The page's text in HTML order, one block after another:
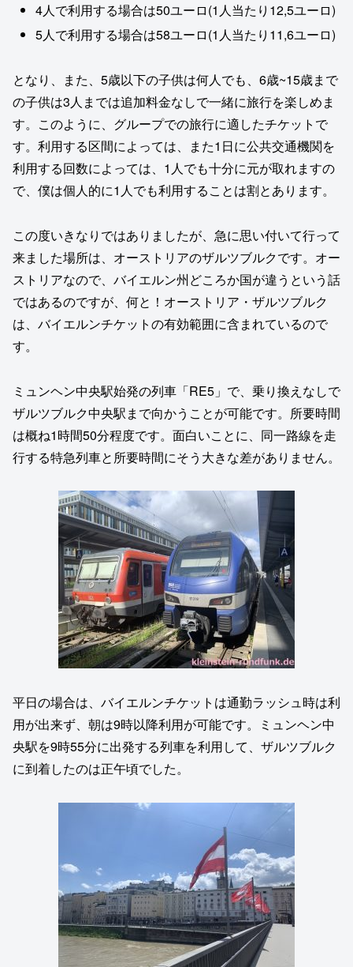
4人で利用する場合は50ユーロ(1人当たり12,5ユーロ)
5人で利用する場合は58ユーロ(1人当たり11,6ユーロ)
となり、また、5歳以下の子供は何人でも、6歳~15歳まで
の子供は3人までは追加料金なしで一緒に旅行を楽しめま
す。このように、グループでの旅行に適したチケットで
す。利用する区間によっては、また1日に公共交通機関を
利用する回数によっては、1人でも十分に元が取れますの
で、僕は個人的に1人でも利用することは割とあります。
この度いきなりではありましたが、急に思い付いて行って
来ました場所は、オーストリアのザルツブルクです。オー
ストリアなので、バイエルン州どころか国が違うという話
ではあるのですが、何と！オーストリア・ザルツブルク
は、バイエルンチケットの有効範囲に含まれているので
す。
ミュンヘン中央駅始発の列車「RE5」で、乗り換えなしで
ザルツブルク中央駅まで向かうことが可能です。所要時間
は概ね1時間50分程度です。面白いことに、同一路線を走
行する特急列車と所要時間にそう大きな差がありません。
平日の場合は、バイエルンチケットは通勤ラッシュ時は利
用が出来ず、朝は9時以降利用が可能です。ミュンヘン中
央駅を9時55分に出発する列車を利用して、ザルツブルク
に到着したのは正午頃でした。